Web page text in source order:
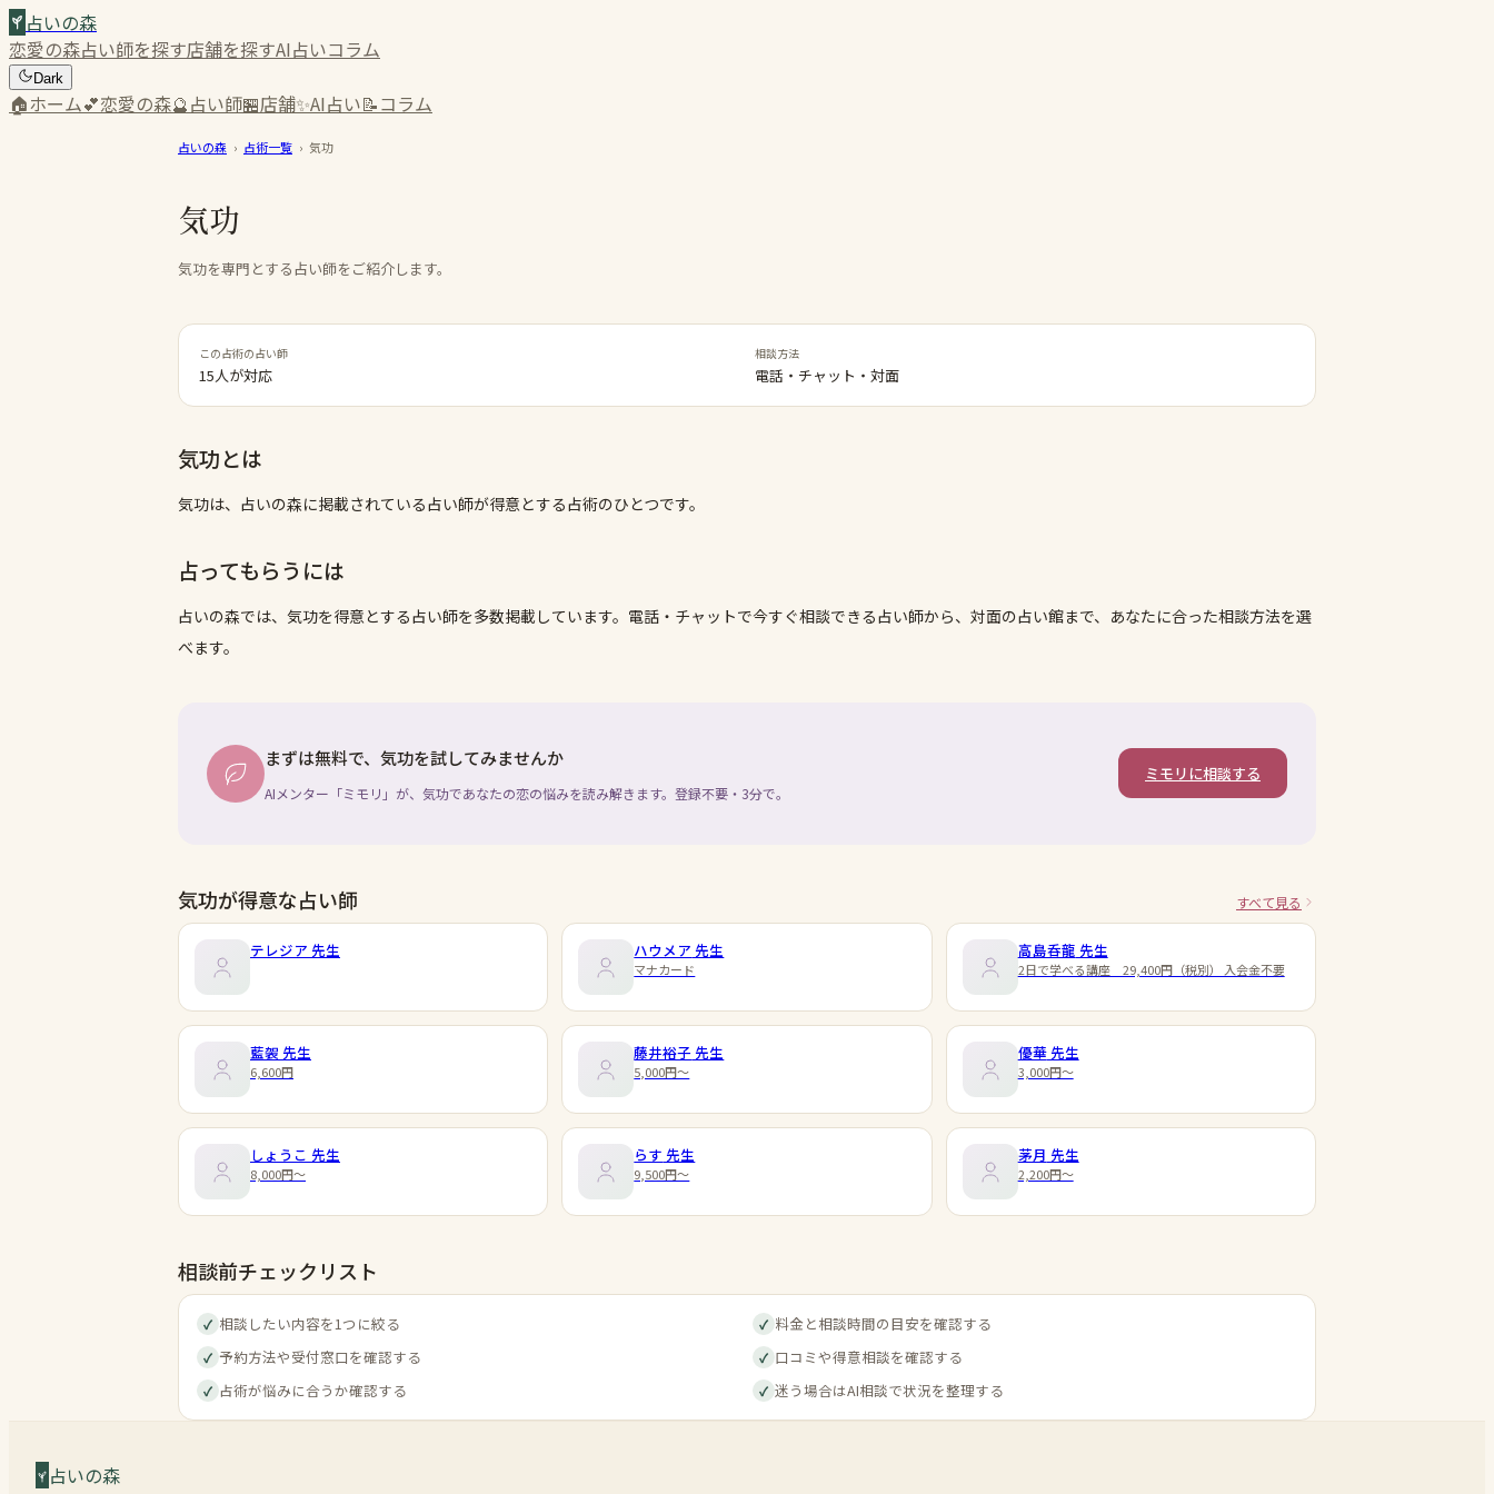
占いの森
恋愛の森占い師を探す店舗を探すAI占いコラム
Dark
🏠ホーム💕恋愛の森🔮占い師🏪店舗✨AI占い📝コラム
占いの森 › 占術一覧 › 気功
気功
気功を専門とする占い師をご紹介します。
この占術の占い師
15人が対応
相談方法
電話・チャット・対面
気功とは
気功は、占いの森に掲載されている占い師が得意とする占術のひとつです。
占ってもらうには
占いの森では、 気功を得意とする占い師を多数掲載しています。電話・チャットで今すぐ相談できる占い師から、対面の占い館まで、あなたに合った相談方法を選
べます。
まずは無料で、気功を試してみませんか
AIメンター「ミモリ」が、気功であなたの恋の悩みを読み解きます。登録不要・3分で。
ミモリに相談する
気功が得意な占い師 すべて見る
テレジア 先生 ハウメア 先生
マナカード
高島呑龍 先生
2日で学べる講座 29,400円（税別） 入会金不要
藍袈 先生
6,600円
藤井裕子 先生
5,000円〜
優華先生
3,000円〜
しょうこ 先生
8,000円〜
らす 先生
9,500円〜
茅月 先生
2,200円〜
相談前チェックリスト
✓ 相談したい内容を1つに絞る ✓ 料金と相談時間の目安を確認する
✓ 予約方法や受付窓口を確認する ✓ 口コミや得意相談を確認する
✓ 占術が悩みに合うか確認する ✓ 迷う場合はAI相談で状況を整理する
占いの森